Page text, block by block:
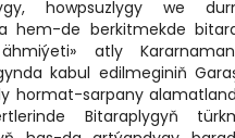
howpsuzlygy we
hem-de berkitmekde
atly
kabul edilmeginiň
hormat-sarpany
Bitaraplygyň